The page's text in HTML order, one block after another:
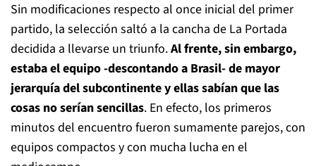
Sin modificaciones respecto al once inicial del primer
partido, la selección saltó a la cancha de La Portada
decidida a llevarse un triunfo.Al frente, sin embargo,
estaba el equipo -descontando a Brasil- de mayor
jerarquía del subcontinente y ellas sabían que las
cosas no serían sencillas. En efecto, los primeros
minutos del encuentro fueron sumamente parejos, con
equipos compactos y con mucha lucha en el